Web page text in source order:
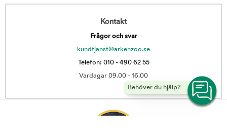
Behöver du hjälp?
Kontakt
Frågor och svar
kundtjanst@arkenzoo.se
Telefon: 010 - 490 62 55
Vardagar 09.00 - 16.00